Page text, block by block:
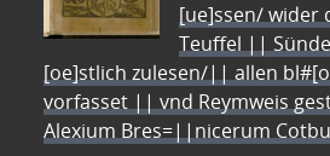
[ue]ssen/ wider
Teuffel ||
[oe]stlich zulesen/|| allen
vorfasset || vnd Reymweis
Alexium Bres=||nicerum